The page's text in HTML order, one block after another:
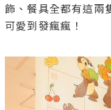
飾、餐具全都有這兩
可愛到發瘋瘋！